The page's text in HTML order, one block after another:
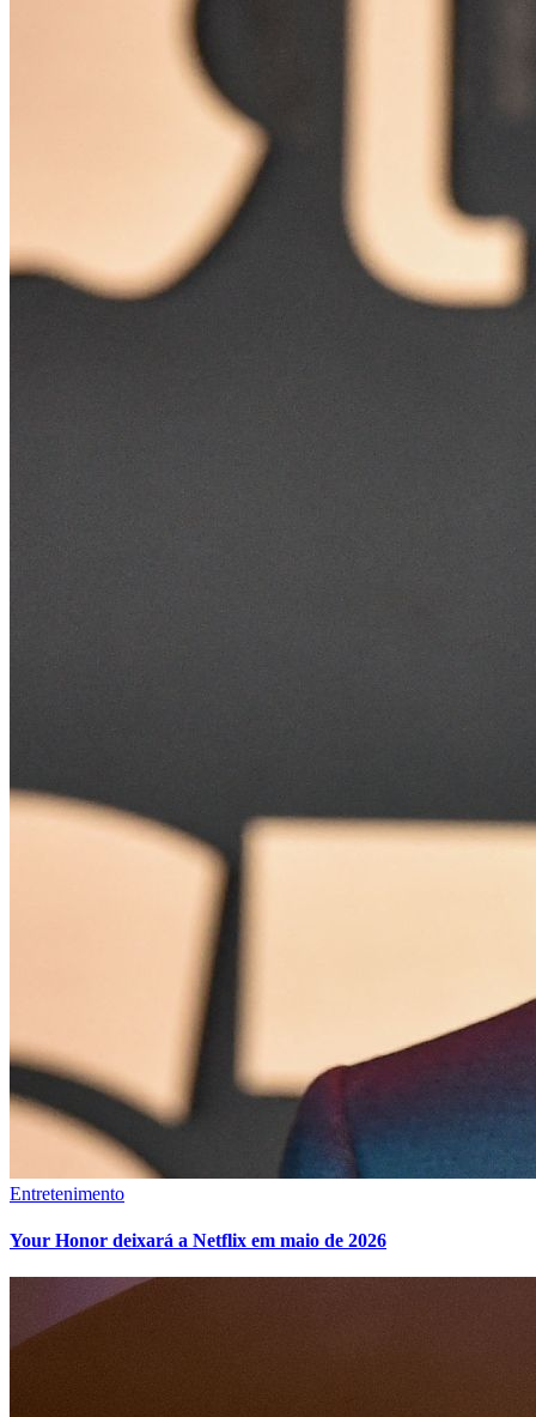
Entretenimento
Your Honor deixará a Netflix em maio de 2026